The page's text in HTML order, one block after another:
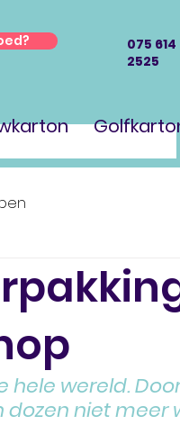
075 614
2525
hele wereld.
niet meer